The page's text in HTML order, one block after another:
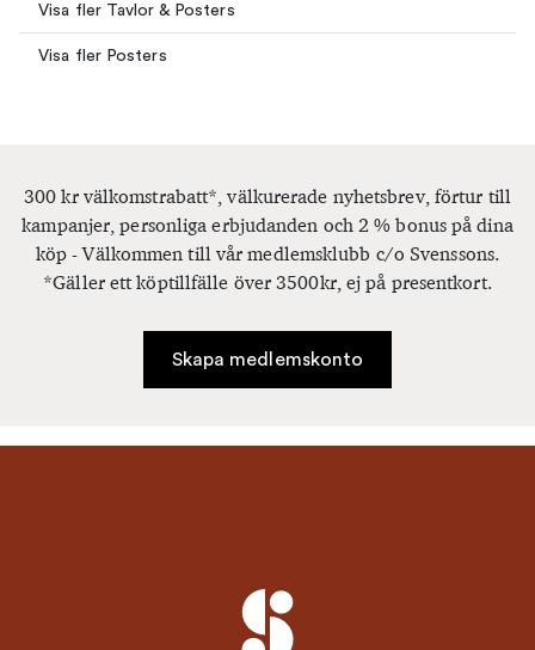
Visa fler Tavlor & Posters
Visa fler Posters
300 kr välkomstrabatt*, välkurerade nyhetsbrev, förtur till
kampanjer, personliga erbjudanden och 2 % bonus på dina
köp - Välkommen till vår medlemsklubb c/o Svenssons.
*Gäller ett köptillfälle över 3500kr, ej på presentkort.
Skapa medlemskonto